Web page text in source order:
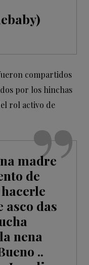
compartidos
por los hinchas
rol activo de
madre
de
asco das
nena
..